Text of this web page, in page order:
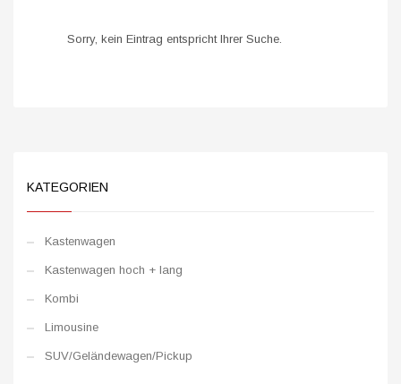
Sorry, kein Eintrag entspricht Ihrer Suche.
KATEGORIEN
Kastenwagen
Kastenwagen hoch + lang
Kombi
Limousine
SUV/Geländewagen/Pickup